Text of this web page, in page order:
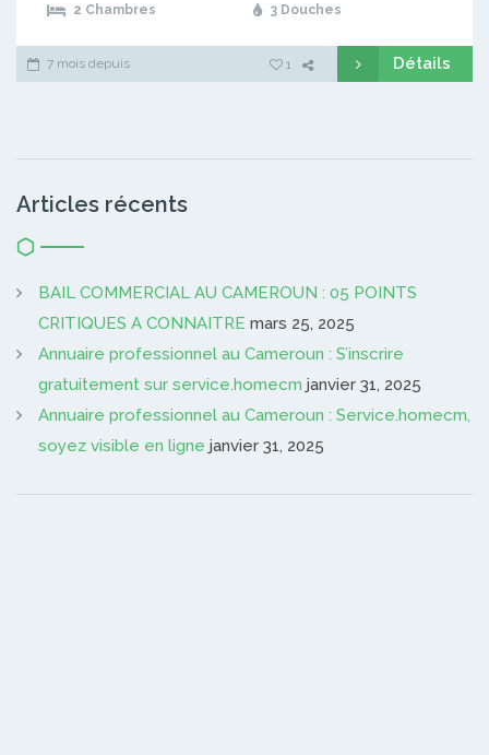
2 Chambres 3 Douches
7 mois depuis 1 Détails
Articles récents
BAIL COMMERCIAL AU CAMEROUN : 05 POINTS
CRITIQUES A CONNAITRE mars 25, 2025
Annuaire professionnel au Cameroun : S’inscrire
gratuitement sur service.homecm janvier 31, 2025
Annuaire professionnel au Cameroun : Service.homecm,
soyez visible en ligne janvier 31, 2025